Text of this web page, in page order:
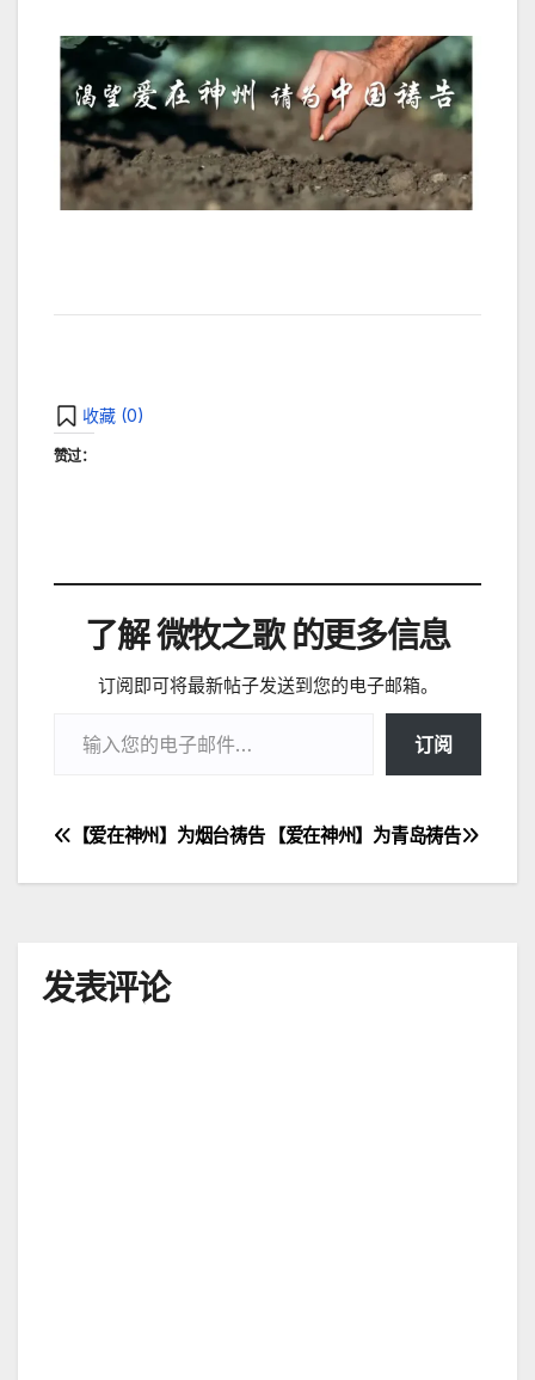
收藏 (0)
赞过：
了解 微牧之歌 的更多信息
订阅即可将最新帖子发送到您的电子邮箱。
订阅
文
章
航
【爱在神州】为青岛祷告
【爱在神州】为烟台祷告
发表评论